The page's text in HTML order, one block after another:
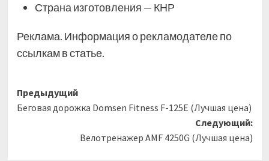
Страна изготовления — КНР
Реклама. Информация о рекламодателе по
ссылкам в статье.
Навигация
записи
Предыдущий
Беговая дорожка Domsen Fitness F-125E (Лучшая цена)
Следующий:
Велотренажер AMF 4250G (Лучшая цена)